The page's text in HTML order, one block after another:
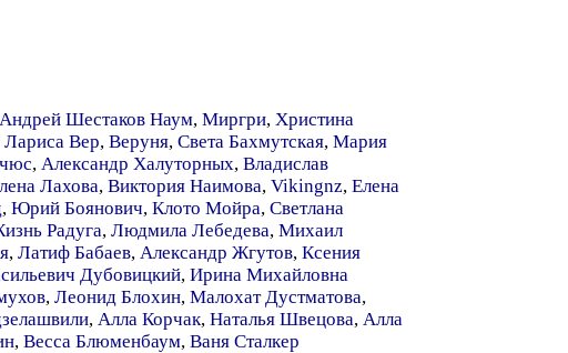
Андрей Шестаков Наум, Миргри, Христина
Лариса Вер, Веруня, Света Бахмутская, Мария
, Александр Халуторных, Владислав
Лахова, Виктория Наимова, Vikingnz, Елена
, Юрий Боянович, Клото Мойра, Светлана
Радуга, Людмила Лебедева, Михаил
, Латиф Бабаев, Александр Жгутов, Ксения
Дубовицкий, Ирина Михайловна
, Леонид Блохин, Малохат Дустматова,
, Алла Корчак, Наталья Швецова, Алла
, Весса Блюменбаум, Ваня Сталкер